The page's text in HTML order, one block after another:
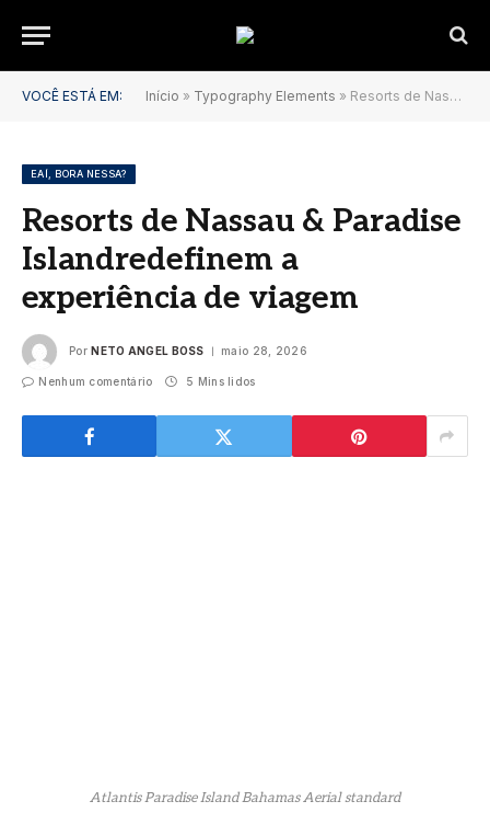
VOCÊ ESTÁ EM: Início » Typography Elements » Resorts de Nassau & Paradise Islandredefinem a experiência de viagem
EAÍ, BORA NESSA?
Resorts de Nassau & Paradise
Islandredefinem a
experiência de viagem
Por NETO ANGEL BOSS maio 28, 2026
Nenhum comentário 5 Mins lidos
Atlantis Paradise Island Bahamas Aerial standard